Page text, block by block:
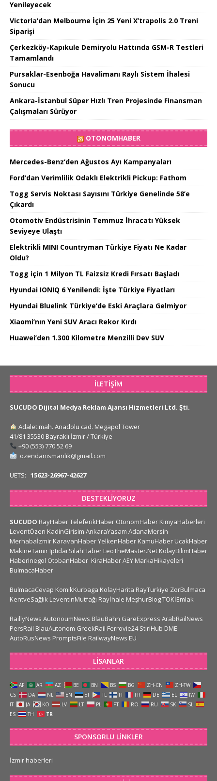
Yenileyecek
Victoria’dan Melbourne İçin 25 Yeni X’trapolis 2.0 Treni
Siparişi
Çerkezköy-Kapıkule Demiryolu Hattında GSM-R Testleri
Tamamlandı
Pursaklar-Esenboğa Havalimanı Raylı Sistem İhalesi
Sonucu
Ankara-İstanbul Süper Hızlı Tren Projesinde Finansman
Çalışmaları Sürüyor
OTONOMHABER
Mercedes-Benz’den Ağustos Ayı Kampanyaları
Ford’dan Verimlilik Odaklı Elektrikli Pickup: Fathom
Togg Servis Noktası Sayısını Türkiye Genelinde 58’e
Çıkardı
Otomotiv Endüstrisinin Temmuz İhracatı Yüksek
Seviyeye Ulaştı
Elektrikli MINI Countryman Türkiye Fiyatı Ne Kadar
Oldu?
Togg için 1 Milyon TL Faizsiz Kredi Fırsatı Başladı
Hyundai IONIQ 6 Yenilendi: İşte Türkiye Fiyatları
Hyundai Bluelink Türkiye’de Eski Araçlara Gelmiyor
Xiaomi’nın Yeni SUV Aracı Rekor Kırdı
Huawei’den 1.300 Kilometre Menzilli Dev SUV
İLETIŞIM
SUCUDO Dijital Medya Reklam Ajansı Hizmetleri Ltd. Şti.
Adalet mah. Anadolu cad. Megapol Tower
41/81 35530 Bayraklı İzmir / Türkiye
+90 (553) 770 52 69
ozendanismanlik@gmail.com
UETS: 15623-26967-42627
DESTEKLIYORUZ
SUCUDO RayHaberTeleferikHaber OtonomHaber KimyaHaberleri
LeventÖzen KadinGirisim AnkaraYasam AdanaMersin
Merhabaİzmir KaravanHaberYelkenHaber KamuHaber UcakHaber
MakineTamir Iptidai SilahHaber LeoTheMaster.Net KolayBilimHaber
HaberInegol OtobanHaber KiraHaberAEY MarkaHikayeleri
BulmacaHaber
BulmacaCevap KomikKurbaga KolayHarita RayTurkiye ZorBulmaca
KentveSağlık LeventinMutfağı Rayİhale MeşhurBlogTOKİEmlak
RaillyNews AutonoumNews BlauBahn GareExpress ArabRailNews
PersRail BlauAutonom GreekRail Ferrovie24 StiriHub DME
AutoRusNews PromptsFile RailwayNews EU
LISANLAR
AF AR AZ BE BN BS BG ZH-CN
ZH-TW
CS
DA NL EN ET TL FI FR DE EL
IW
IT
JA KO LV LT PL PT RO RU SK
SL
ES
TH TR
SPONSORLU LINKLER
İzmir haberleri